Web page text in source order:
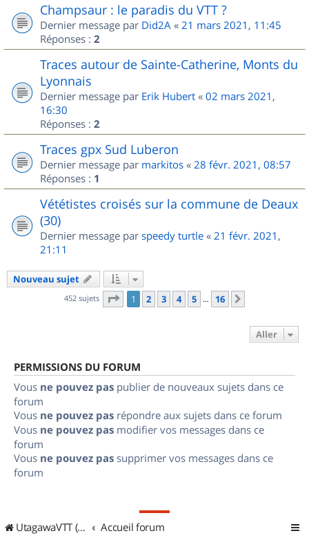
Champsaur : le paradis du VTT ?
Dernier message par Did2A « 21 mars 2021, 11:45
Réponses : 2
Traces autour de Sainte-Catherine, Monts du
Lyonnais
Dernier message par Erik Hubert « 02 mars 2021,
16:30
Réponses : 2
Traces gpx Sud Luberon
Dernier message par markitos « 28 févr. 2021, 08:57
Réponses : 1
Vététistes croisés sur la commune de Deaux
(30)
Dernier message par speedy turtle « 21 févr. 2021,
21:11
Nouveau sujet
452 sujets Page 1sur
1 2 3 4 5 … 16
Aller
PERMISSIONS DU FORUM
Vous ne pouvez pas publier de nouveaux sujets dans ce
forum
Vous ne pouvez pas répondre aux sujets dans ce forum
Vous ne pouvez pas modifier vos messages dans ce
forum
Vous ne pouvez pas supprimer vos messages dans ce
forum
UtagawaVTT (Randos VTT et VTTAE avec traces GPS) Accueil forum